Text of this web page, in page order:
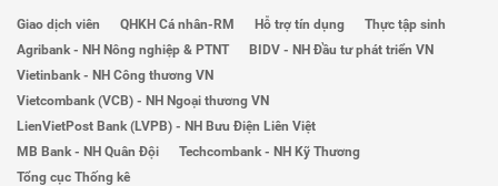
Giao dịch viên QHKH Cá nhân-RM Hỗ trợ tín dụng
Thực tập sinh
Agribank - NH Nông nghiệp & PTNT
BIDV - NH Đầu tư phát triển VN
Vietinbank - NH Công thương VN
Vietcombank (VCB) - NH Ngoại thương VN
LienVietPost Bank (LVPB) - NH Bưu Điện Liên Việt
MB Bank - NH Quân Đội
Techcombank - NH Kỹ Thương
Tổng cục Thống kê